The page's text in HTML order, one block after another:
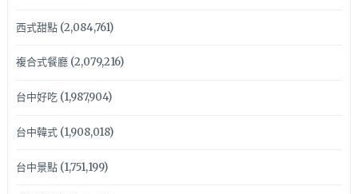
西式甜點(2,084,761)
複合式餐廳(2,079,216)
台中好吃(1,987,904)
台中韓式(1,908,018)
台中景點(1,751,199)